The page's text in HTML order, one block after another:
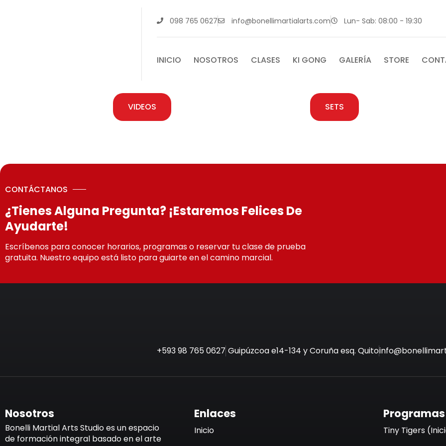
098 765 0627 info@bonellimartialarts.com Lun- Sab: 08:00 - 19:30
INICIO NOSOTROS CLASES KI GONG GALERÍA STORE
VIDEOS SETS
CONTÁCTANOS
¿Tienes Alguna Pregunta? ¡Estaremos Felices De
Ayudarte!
Escríbenos para conocer horarios, programas o reservar tu clase de prueba
gratuita. Nuestro equipo está listo para guiarte en el camino marcial.
+593 98 765 0627 Guipúzcoa e14-134 y Coruña esq. Quito
Nosotros
Bonelli Martial Arts Studio es un espacio
de formación integral basado en el arte
Enlaces
Inicio
Programas
Tiny Tigers